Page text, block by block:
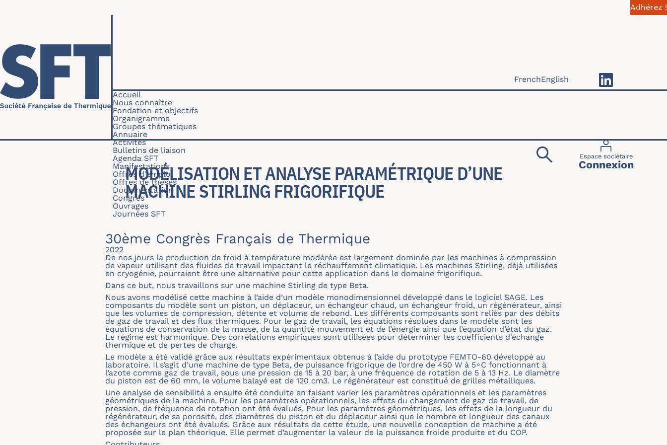
Adhérez !
Navigation principale
Accueil
Nous connaître
Fondation et objectifs
Organigramme
Groupes thématiques
Annuaire
Activités
Bulletins de liaison
Agenda SFT
Manifestations
Offres d'emploi
Offres de thèses
Documentation
Congrès
Ouvrages
Journées SFT
Menu du
Espace sociétaire
Connexion
FrenchEnglish
MODÉLISATION ET ANALYSE PARAMÉTRIQUE D’UNE
MACHINE STIRLING FRIGORIFIQUE
30ème Congrès Français de Thermique
2022
De nos jours la production de froid à température modérée est largement dominée par les machines à compression
de vapeur utilisant des fluides de travail impactant le réchauffement climatique. Les machines Stirling, déjà utilisées
en cryogénie, pourraient être une alternative pour cette application dans le domaine frigorifique.
Dans ce but, nous travaillons sur une machine Stirling de type Beta.
Nous avons modélisé cette machine à l’aide d’un modèle monodimensionnel développé dans le logiciel SAGE. Les
composants du modèle sont un piston, un déplaceur, un échangeur chaud, un échangeur froid, un régénérateur, ainsi
que les volumes de compression, détente et volume de rebond. Les différents composants sont reliés par des débits
de gaz de travail et des flux thermiques. Pour le gaz de travail, les équations résolues dans le modèle sont les
équations de conservation de la masse, de la quantité mouvement et de l’énergie ainsi que l’équation d’état du gaz.
Le régime est harmonique. Des corrélations empiriques sont utilisées pour déterminer les coefficients d’échange
thermique et de pertes de charge.
Le modèle a été validé grâce aux résultats expérimentaux obtenus à l’aide du prototype FEMTO-60 développé au
laboratoire. Il s’agit d’une machine de type Beta, de puissance frigorique de l’ordre de 450 W à 5∘C fonctionnant à
l’azote comme gaz de travail, sous une pression de 15 à 20 bar, à une fréquence de rotation de 5 à 13 Hz. Le diamètre
du piston est de 60 mm, le volume balayé est de 120 cm3. Le régénérateur est constitué de grilles métalliques.
Une analyse de sensibilité a ensuite été conduite en faisant varier les paramètres opérationnels et les paramètres
géométriques de la machine. Pour les paramètres opérationnels, les effets du changement de gaz de travail, de
pression, de fréquence de rotation ont été évalués. Pour les paramètres géométriques, les effets de la longueur du
régénérateur, de sa porosité, des diamètres du piston et du déplaceur ainsi que le nombre et longueur des canaux
des échangeurs ont été évalués. Grâce aux résultats de cette étude, une nouvelle conception de machine a été
proposée sur le plan théorique. Elle permet d’augmenter la valeur de la puissance froide produite et du COP.